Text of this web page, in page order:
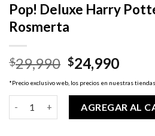
Pop! Deluxe Harry
Rosmerta
$29,990 El
precio
original
era:
$29,990.
$24,990El
precio
es:
*Precio exclusivo web, los precios en nuestras
AGREGAR AL